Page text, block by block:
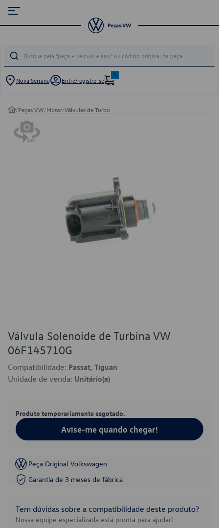
Nova Serrana Entre/registre-se
0
/Peças VW/Motor/Válvulas de Turbo
Válvula Solenoide de Turbina VW
06F145710G
Compatibilidade: Passat, Tiguan
Unidade de venda: Unitário(a)
Produto temporariamente esgotado.
Avise-me quando chegar!
Peça Original Volkswagen
Garantia de 3 meses de fábrica
Tem dúvidas sobre a compatibilidade deste produto?
Nossa equipe especializada está pronta para ajudar!